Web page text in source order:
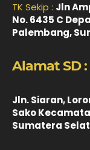
TK Sekip : Jln
No. 6435 C
Palembang,
Alamat SD :
Jln. Siaran,
Sako
Sumatera